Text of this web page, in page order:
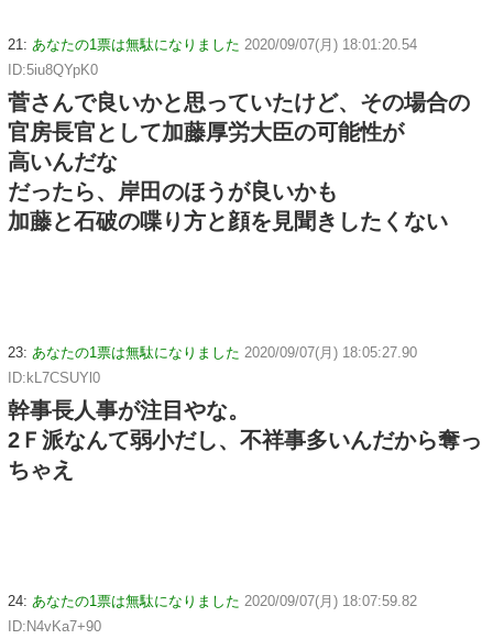
21: あなたの1票は無駄になりました 2020/09/07(月) 18:01:20.54
ID:5iu8QYpK0
菅さんで良いかと思っていたけど、その場合の
官房長官として加藤厚労大臣の可能性が
高いんだな
だったら、岸田のほうが良いかも
加藤と石破の喋り方と顔を見聞きしたくない
23: あなたの1票は無駄になりました 2020/09/07(月) 18:05:27.90
ID:kL7CSUYl0
幹事長人事が注目やな。
2Ｆ派なんて弱小だし、不祥事多いんだから奪っ
ちゃえ
24: あなたの1票は無駄になりました 2020/09/07(月) 18:07:59.82
ID:N4vKa7+90